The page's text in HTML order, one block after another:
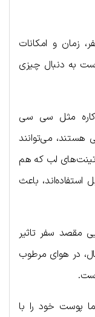
زمان و امکانات
است به دنبال چیزی
مثل سی سی
هستند، می‌توانند
تینت‌های لب که هم
استفاده‌اند، باعث
مقصد سفر تاثیر
در هوای مرطوب
پوست خود را با